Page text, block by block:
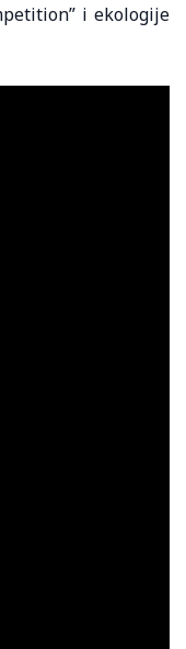
i ekologije